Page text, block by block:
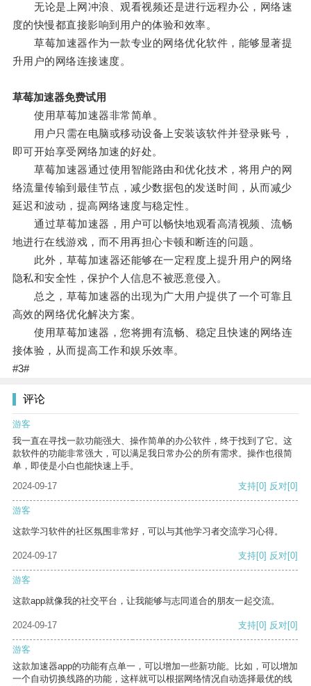
无论是上网冲浪、观看视频还是进行远程办公，网络速
度的快慢都直接影响到用户的体验和效率。
草莓加速器作为一款专业的网络优化软件，能够显著提
升用户的网络连接速度。
草莓加速器免费试用
使用草莓加速器非常简单。
用户只需在电脑或移动设备上安装该软件并登录账号，
即可开始享受网络加速的好处。
草莓加速器通过使用智能路由和优化技术，将用户的网
络流量传输到最佳节点，减少数据包的发送时间，从而减少
延迟和波动，提高网络速度与稳定性。
通过草莓加速器，用户可以畅快地观看高清视频、流畅
地进行在线游戏，而不用再担心卡顿和断连的问题。
此外，草莓加速器还能够在一定程度上提升用户的网络
隐私和安全性，保护个人信息不被恶意侵入。
总之，草莓加速器的出现为广大用户提供了一个可靠且
高效的网络优化解决方案。
使用草莓加速器，您将拥有流畅、稳定且快速的网络连
接体验，从而提高工作和娱乐效率。
#3#
评论
游客
我一直在寻找一款功能强大、操作简单的办公软件，终于找到了它。这
款软件的功能非常强大，可以满足我日常办公的所有需求。操作也很简
单，即使是小白也能快速上手。
2024-09-17
支持[0] 反对[0]
游客
这款学习软件的社区氛围非常好，可以与其他学习者交流学习心得。
2024-09-17 支持[0] 反对[0]
游客
这款app就像我的社交平台，让我能够与志同道合的朋友一起交流。
2024-09-17 支持[0] 反对[0]
游客
这款加速器app的功能有点单一，可以增加一些新功能。比如，可以增加
一个自动切换线路的功能，这样就可以根据网络情况自动选择最优的线